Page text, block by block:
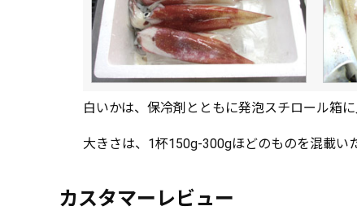
白いかは、保冷剤とともに発泡スチロール箱
大きさは、1杯150g-300gほどのものを混載い
カスタマーレビュー